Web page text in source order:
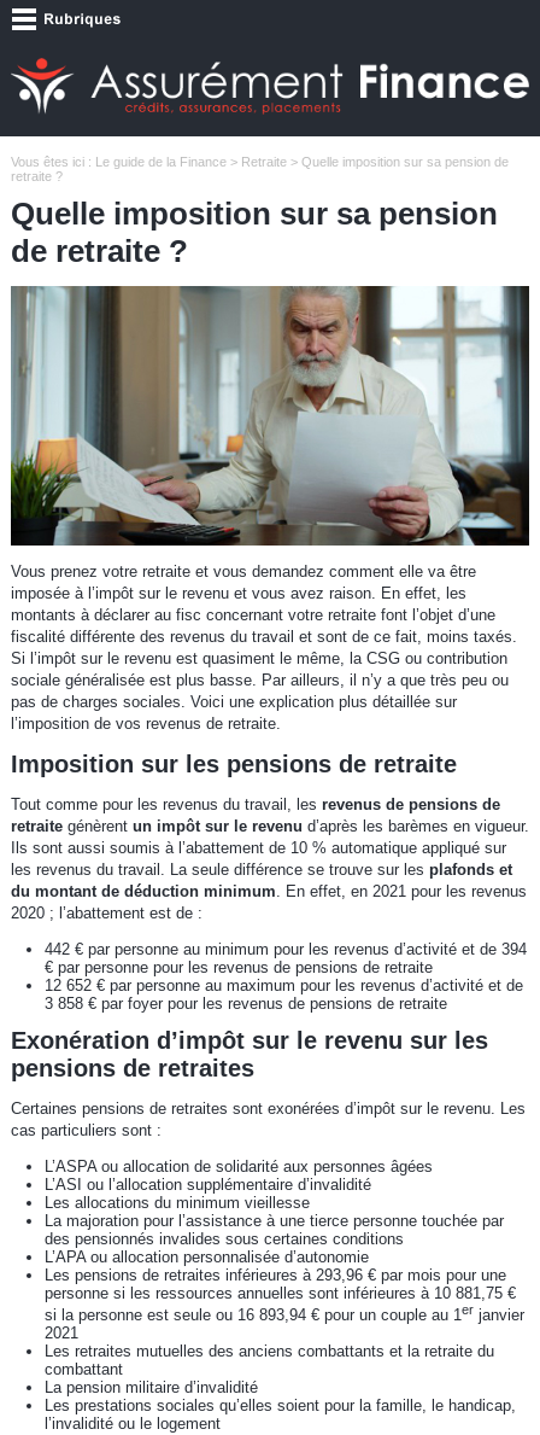
Vous êtes ici : Le guide de la Finance> Retraite> Quelle imposition sur sa pension de
retraite ?
Quelle imposition sur sa pension
de retraite ?
Vous prenez votre retraite et vous demandez comment elle va être
imposée à l’impôt sur le revenu et vous avez raison. En effet, les
montants à déclarer au fisc concernant votre retraite font l’objet d’une
fiscalité différente des revenus du travail et sont de ce fait, moins taxés.
Si l’impôt sur le revenu est quasiment le même, la CSG ou contribution
sociale généralisée est plus basse. Par ailleurs, il n’y a que très peu ou
pas de charges sociales. Voici une explication plus détaillée sur
l’imposition de vos revenus de retraite.
Imposition sur les pensions de retraite
Tout comme pour les revenus du travail, les revenus de pensions de
retraitegénèrent un impôt sur le revenu d’après les barèmes en vigueur.
Ils sont aussi soumis à l’abattement de 10 % automatique appliqué sur
les revenus du travail. La seule différence se trouve sur les plafonds et
du montant de déduction minimum . En effet, en 2021 pour les revenus
2020 ; l’abattement est de :
442 € par personne au minimum pour les revenus d’activité et de 394
€ par personne pour les revenus de pensions de retraite
12 652 € par personne au maximum pour les revenus d’activité et de
3 858 € par foyer pour les revenus de pensions de retraite
Exonération d’impôt sur le revenu sur les
pensions de retraites
Certaines pensions de retraites sont exonérées d’impôt sur le revenu. Les
cas particuliers sont :
L’ASPA ou allocation de solidarité aux personnes âgées
L’ASI ou l’allocation supplémentaire d’invalidité
Les allocations du minimum vieillesse
La majoration pour l’assistance à une tierce personne touchée par
des pensionnés invalides sous certaines conditions
L’APA ou allocation personnalisée d’autonomie
Les pensions de retraites inférieures à 293,96 € par mois pour une
personne si les ressources annuelles sont inférieures à 10 881,75 €
si la personne est seule ou 16 893,94 € pour un couple au 1er janvier
2021
Les retraites mutuelles des anciens combattants et la retraite du
combattant
La pension militaire d’invalidité
Les prestations sociales qu’elles soient pour la famille, le handicap,
l’invalidité ou le logement